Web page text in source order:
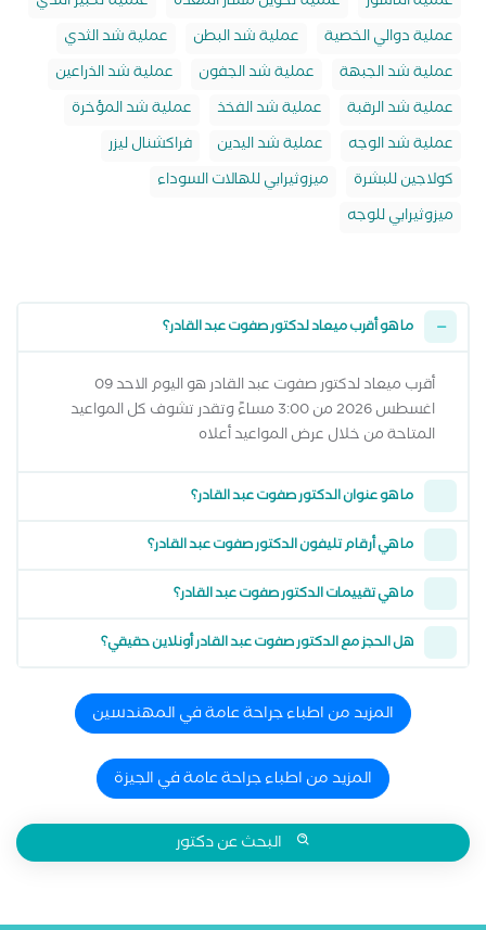
عملية دوالي الخصية
عملية شد البطن
عملية شد الثدي
عملية شد الجبهة
عملية شد الجفون
عملية شد الذراعين
عملية شد الرقبة
عملية شد الفخذ
عملية شد المؤخرة
عملية شد الوجه
عملية شد اليدين
فراكشنال ليزر
كولاجين للبشرة
ميزوثيرابي للهالات السوداء
ميزوثيرابي للوجه
ما هو أقرب ميعاد لدكتور صفوت عبد القادر؟
أقرب ميعاد لدكتور صفوت عبد القادر هو اليوم الاحد 09
اغسطس 2026 من 3:00 مساءً وتقدر تشوف كل المواعيد
المتاحة من خلال عرض المواعيد أعلاه
ما هو عنوان الدكتور صفوت عبد القادر؟
ما هي أرقام تليفون الدكتور صفوت عبد القادر؟
ما هي تقييمات الدكتور صفوت عبد القادر؟
هل الحجز مع الدكتور صفوت عبد القادر أونلاين حقيقي؟
المزيد من اطباء جراحة عامة في المهندسين
المزيد من اطباء جراحة عامة في الجيزة
البحث عن دكتور